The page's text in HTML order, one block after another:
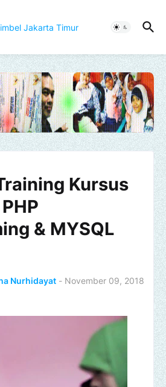
Kursus
& MYSQL
Nurhidayat - November 09, 2018